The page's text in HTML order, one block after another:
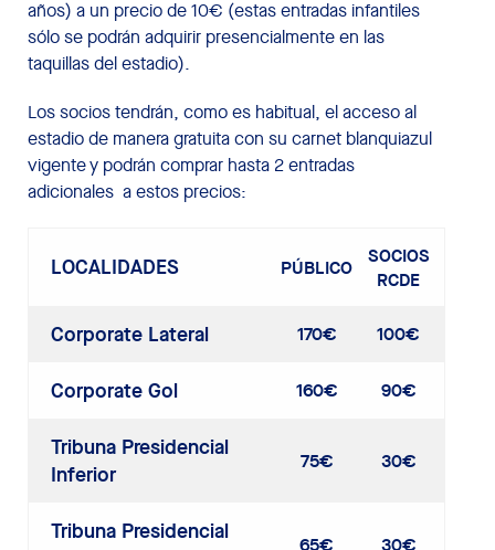
años) a un precio de 10€ (estas entradas infantiles
sólo se podrán adquirir presencialmente en las
taquillas del estadio).
Los socios tendrán, como es habitual, el acceso al
estadio de manera gratuita con su carnet blanquiazul
vigente y podrán comprar hasta 2 entradas
adicionales a estos precios:
LOCALIDADES PÚBLICO
SOCIOS
RCDE
Corporate Lateral 170€ 100€
Corporate Gol 160€ 90€
Tribuna Presidencial
Inferior
75€ 30€
Tribuna Presidencial
65€ 30€